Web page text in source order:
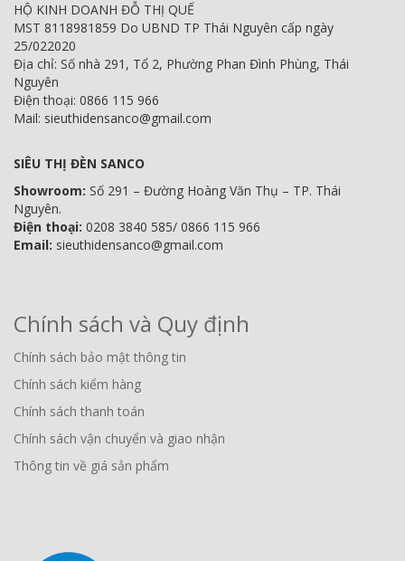
HỘ KINH DOANH ĐỖ THỊ QUẾ
MST 8118981859 Do UBND TP Thái Nguyên cấp ngày
25/022020
Địa chỉ: Số nhà 291, Tổ 2, Phường Phan Đình Phùng, Thái
Nguyên
Điện thoại: 0866 115 966
Mail: sieuthidensanco@gmail.com
SIÊU THỊ ĐÈN SANCO
Showroom: Số 291 – Đường Hoàng Văn Thụ – TP. Thái
Nguyên.
Điện thoại: 0208 3840 585/ 0866 115 966
Email: sieuthidensanco@gmail.com
Chính sách và Quy định
Chính sách bảo mật thông tin
Chính sách kiểm hàng
Chính sách thanh toán
Chính sách vận chuyển và giao nhận
Thông tin về giá sản phẩm